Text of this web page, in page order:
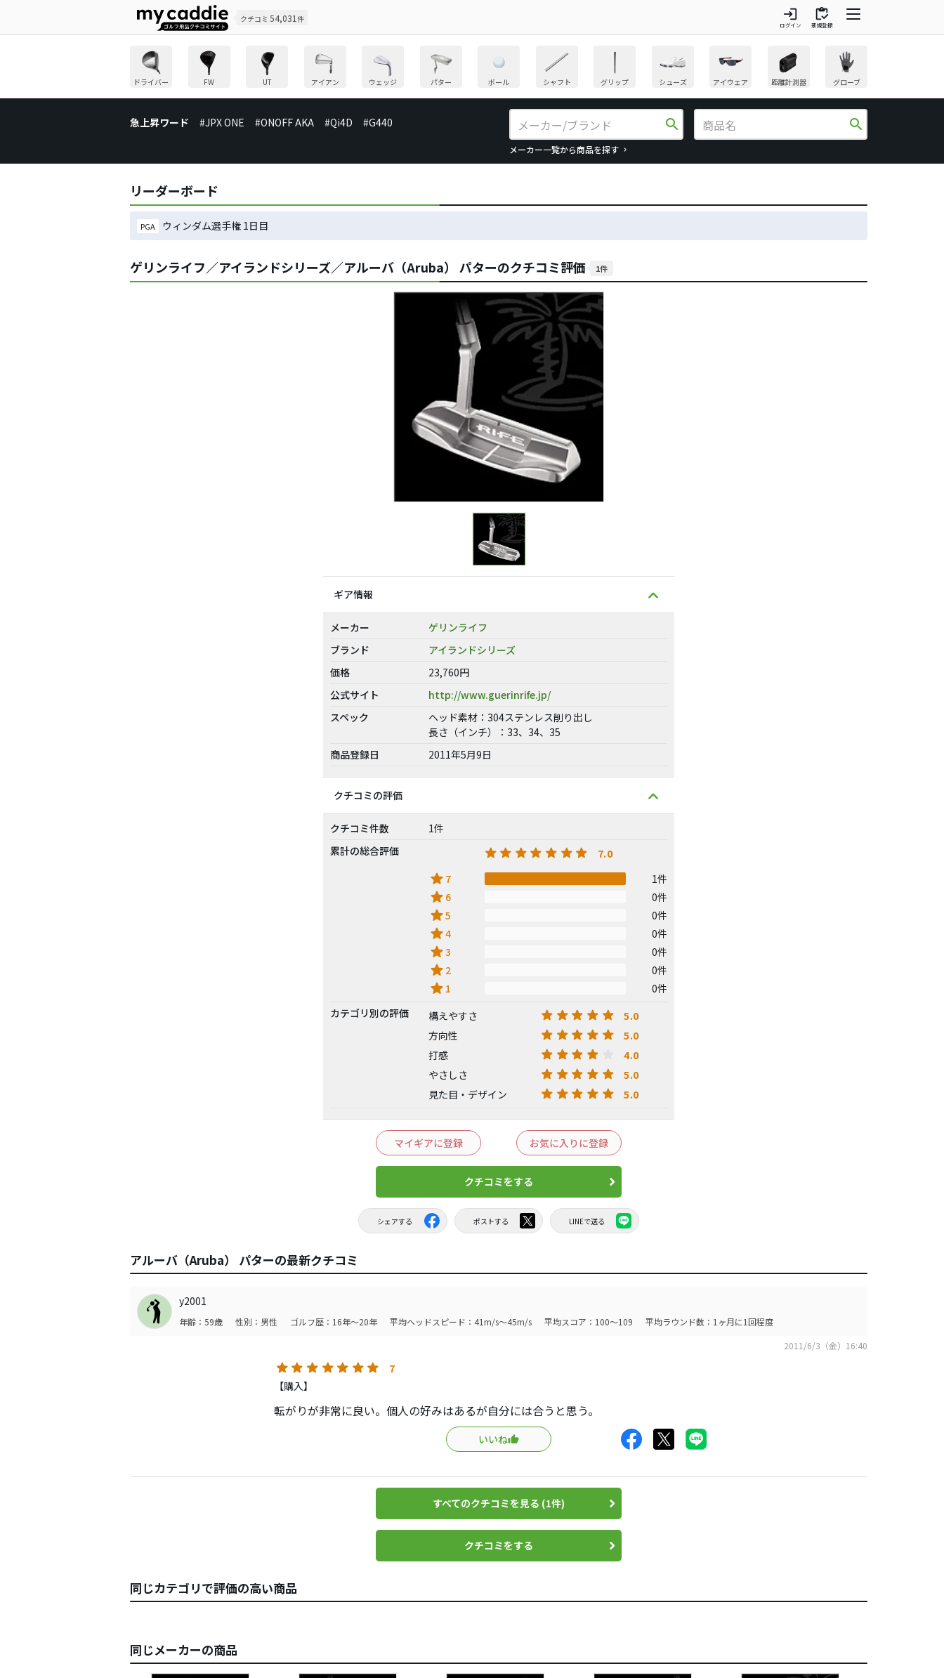
クチコミ 54,031 件 login
ログイン
inventory
新規登録
ドライバー FW UT アイアン ウェッジ パター ボール シャフト グリップ シューズ アイウェア 距離計測器 グローブ
急上昇ワード #JPX ONE #ONOFF AKA #Qi4D #G440 search
メーカー一覧から商品を探す
search
リーダーボード
PGA ウィンダム選手権 1日目
ゲリンライフ／アイランドシリーズ／アルーバ（Aruba） パターのクチコミ評価 1件
ギア情報
メーカー
ゲリンライフ
ブランド
アイランドシリーズ
価格
23,760円
公式サイト
http://www.guerinrife.jp/
スペック
ヘッド素材：304ステンレス削り出し
長さ（インチ）：33、34、35
商品登録日
2011年5月9日
クチコミの評価
クチコミ件数
1件
累計の総合評価
7.0
star 7 1件
star 6 0件
star5 0件
star4 0件
star3 0件
star 2 0件
star 1
0件
カテゴリ別の評価
構えやすさ 5.0
方向性 5.0
打感 4.0
やさしさ 5.0
見た目・デザイン 5.0
マイギアに登録 お気に入りに登録
クチコミをする
シェアする ポストする LINEで送る
アルーバ（Aruba） パターの最新クチコミ
y2001
年齢：59歳 性別：男性 ゴルフ歴：16年～20年 平均ヘッドスピード：41m/s～45m/s 平均スコア：100～109
平均ラウンド数：1ヶ月に1回程度
2011/6/3（金）16:40
7
【購入】
転がりが非常に良い。個人の好みはあるが自分には合うと思う。
いいね
すべてのクチコミを見る (1件)
クチコミをする
同じカテゴリで評価の高い商品
同じメーカーの商品